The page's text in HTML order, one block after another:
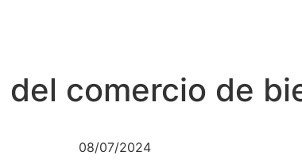
del comercio de
08/07/2024